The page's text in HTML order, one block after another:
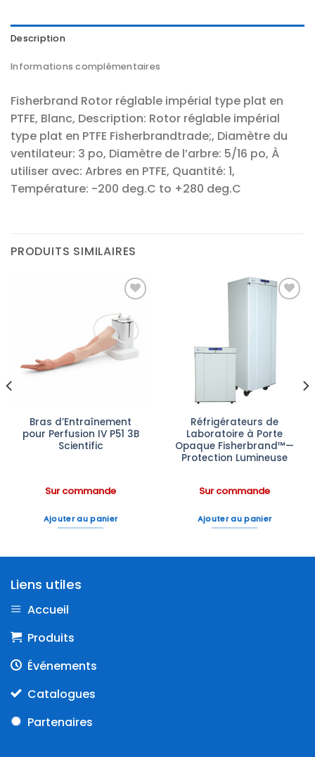
Description
Informations complémentaires
Fisherbrand Rotor réglable impérial type plat en
PTFE, Blanc, Description: Rotor réglable impérial
type plat en PTFE Fisherbrandtrade;, Diamètre du
ventilateur: 3 po, Diamètre de l’arbre: 5/16 po, À
utiliser avec: Arbres en PTFE, Quantité: 1,
Température: -200 deg.C to +280 deg.C
PRODUITS SIMILAIRES
Ajouter
à la liste
d’envies
Bras d’Entraînement
pour Perfusion IV P51 3B
Scientific
Sur commande
Ajouter au panier
Réfrigérateurs de
Laboratoire à Porte
Opaque Fisherbrand™—
Protection Lumineuse
Sur commande
Ajouter au panier
Liens utiles
Accueil
Produits
Événements
Catalogues
Partenaires